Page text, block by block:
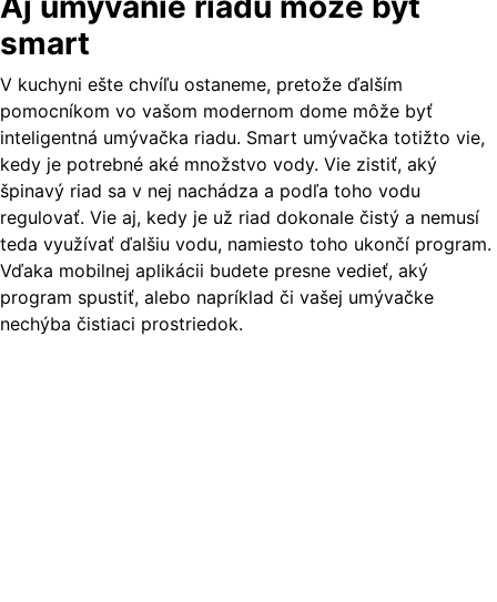
smart
V kuchyni ešte chvíľu ostaneme, pretože ďalším
pomocníkom vo vašom modernom dome môže byť
inteligentná umývačka riadu. Smart umývačka totižto vie,
kedy je potrebné aké množstvo vody. Vie zistiť, aký
špinavý riad sa v nej nachádza a podľa toho vodu
regulovať. Vie aj, kedy je už riad dokonale čistý a nemusí
teda využívať ďalšiu vodu, namiesto toho ukončí program.
Vďaka mobilnej aplikácii budete presne vedieť, aký
program spustiť, alebo napríklad či vašej umývačke
nechýba čistiaci prostriedok.